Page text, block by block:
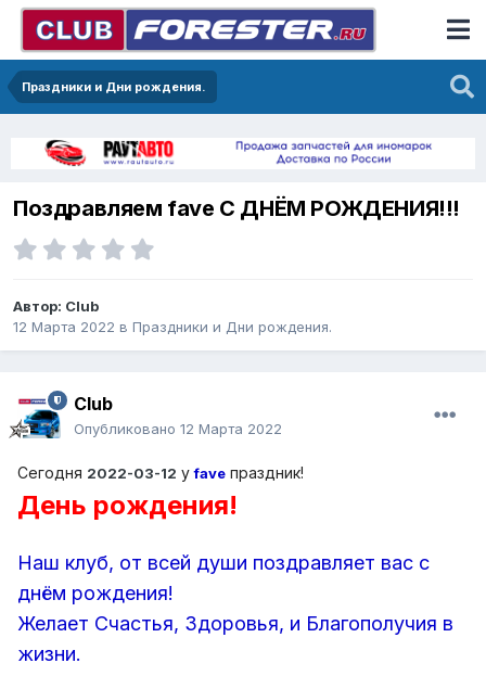
Праздники и Дни рождения.
Поздравляем fave С ДНЁМ РОЖДЕНИЯ!!!
Автор: Club
12 Марта 2022 в Праздники и Дни рождения.
Club
Опубликовано 12 Марта 2022
Сегодня 2022-03-12 уfave праздник!
День рождения!
Наш клуб, от всей души поздравляет вас с
днём рождения!
Желает Счастья, Здоровья, и Благополучия в
жизни.